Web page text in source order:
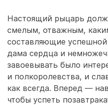
Настоящий рыцарь
смелым, отважным,
составляющие
дама сердца и
завоевывать было
и полкоролевства, и
как всегда. Вперед —
чтобы успеть